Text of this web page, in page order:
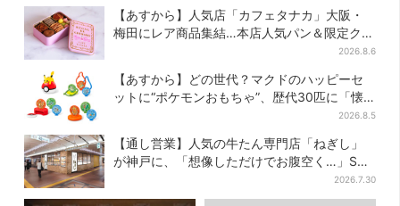
たヒットの背景
穴場だった
【あすから】人気店「カフェタナカ」大阪・
梅田にレア商品集結…本店人気パン＆限定クッ
2026.8.6
【あすから】どの世代？マクドのハッピーセ
ットに“ポケモンおもちゃ”、歴代30匹に「懐
2026.8.5
【通し営業】人気の牛たん専門店「ねぎし」
が神戸に、「想像しただけでお腹空く…」SNS
2026.7.30